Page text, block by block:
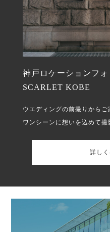
神戸ロケーションフ
SCARLET KOBE
ウエディングの前撮りから
ワンシーンに想いを込めて
詳し